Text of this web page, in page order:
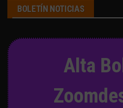
BOLETÍN NOTICIAS
Alta